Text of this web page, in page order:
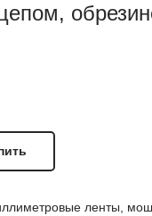
ленты,